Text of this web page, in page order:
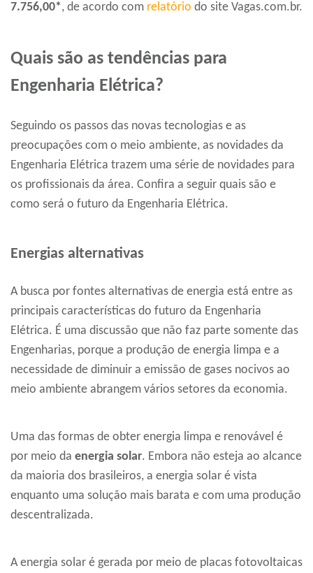
7.756,00*, de acordo com relatório do site Vagas.com.br.
Quais são as tendências para
Engenharia Elétrica?
Seguindo os passos das novas tecnologias e as
preocupações com o meio ambiente, as novidades da
Engenharia Elétrica trazem uma série de novidades para
os profissionais da área. Confira a seguir quais são e
como será o futuro da Engenharia Elétrica.
Energias alternativas
A busca por fontes alternativas de energia está entre as
principais características do futuro da Engenharia
Elétrica. É uma discussão que não faz parte somente das
Engenharias, porque a produção de energia limpa e a
necessidade de diminuir a emissão de gases nocivos ao
meio ambiente abrangem vários setores da economia.
Uma das formas de obter energia limpa e renovável é
por meio da energia solar. Embora não esteja ao alcance
da maioria dos brasileiros, a energia solar é vista
enquanto uma solução mais barata e com uma produção
descentralizada.
A energia solar é gerada por meio de placas fotovoltaicas